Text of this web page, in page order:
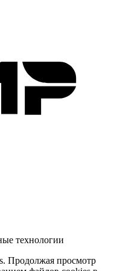
технологии
Продолжая просмотр